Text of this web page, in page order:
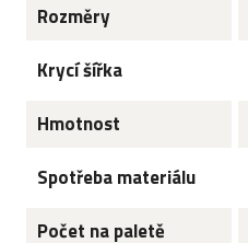
Rozměry
Krycí šířka
Hmotnost
Spotřeba materiálu
Počet na paletě